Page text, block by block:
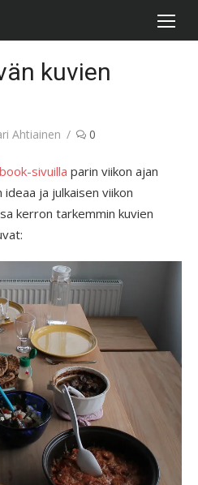
kuvien
Ahtiainen 0
sivuilla parin viikon ajan
ja julkaisen viikon
kerron tarkemmin kuvien